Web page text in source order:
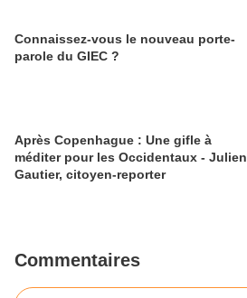
Connaissez-vous le nouveau porte-
parole du GIEC ?
Après Copenhague : Une gifle à
méditer pour les Occidentaux - Julien
Gautier, citoyen-reporter
Commentaires